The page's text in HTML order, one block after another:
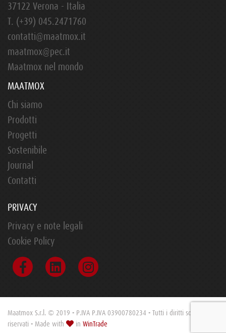
37122 Verona - Italia
T. (+39) 045.2471760
contatti@maatmox.it
maatmox@pec.it
Maatmox nel mondo
MAATMOX
Chi siamo
Prodotti
Progetti
Sostenibile
Journal
Contatti
PRIVACY
Privacy e note legali
Cookie Policy
Maatmox S.r.l. © 2019 - P.IVA P.IVA 03900780234 - Tutti i diritti sono
riservati - Made with
in WinTrade